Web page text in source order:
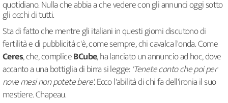
quotidiano. Nulla che abbia a che vedere con gli annunci oggi sotto
gli occhi di tutti.
Sta di fatto che mentre gli italiani in questi giorni discutono di
fertilità e di pubblicità c'è, come sempre, chi cavalca l'onda. Come
Ceres, che, compliceBCube, ha lanciato un annuncio ad hoc, dove
accanto a una bottiglia di birra si legge: 'Tenete conto che poi per
nove mesi non potete bere'. Ecco l'abilità di chi fa dell'ironia il suo
mestiere. Chapeau.